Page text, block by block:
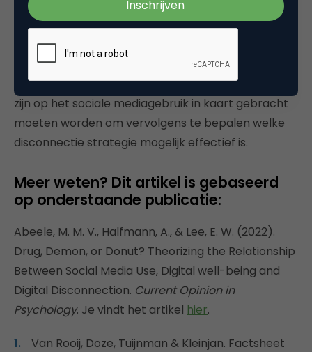
Het onderzoek laat zien dat er geenone-fits-all
strategie is voor disconnectie. Voor de praktijk
betekent dit dat per gebruiker de technologische,
individuele, en contextuele factoren die van invloed
zijn op het sociale mediagebruik in kaart gebracht
moeten worden om vervolgens te bepalen welke
disconnectie strategie mogelijk effectief is.
Meer weten? Dit artikel is gebaseerd
op onderstaande publicatie:
Abeele, M. M. V., Halfmann, A., & Lee, E. W. (2022).
Drug, Demon, or Donut? Theorizing the Relationship
Between Social Media Use, Digital well-being and
Digital Disconnection. Current Opinion in
Psychology. Je vindt het artikel hier.
Van Rooij, Doze, Tuijnman & Kleinjan. Factsheet